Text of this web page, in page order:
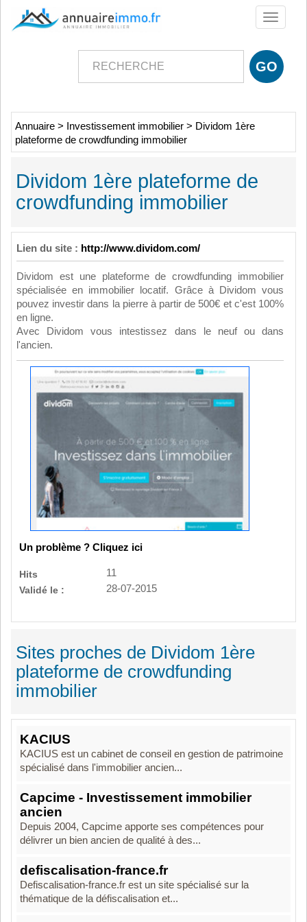
Toggle
Annuaire > Investissement immobilier > Dividom 1ère
plateforme de crowdfunding immobilier
Dividom 1ère plateforme de
crowdfunding immobilier
Lien du site : http://www.dividom.com/
Dividom est une plateforme de crowdfunding immobilier
spécialisée en immobilier locatif. Grâce à Dividom vous
pouvez investir dans la pierre à partir de 500€ et c'est 100%
en ligne.
Avec Dividom vous intestissez dans le neuf ou dans
l'ancien.
Un problème ? Cliquez ici
Hits
11
Validé le :
28-07-2015
Sites proches de Dividom 1ère
plateforme de crowdfunding
immobilier
KACIUS
KACIUS est un cabinet de conseil en gestion de patrimoine
spécialisé dans l'immobilier ancien...
Capcime - Investissement immobilier
ancien
Depuis 2004, Capcime apporte ses compétences pour
délivrer un bien ancien de qualité à des...
defiscalisation-france.fr
Defiscalisation-france.fr est un site spécialisé sur la
thématique de la défiscalisation et...